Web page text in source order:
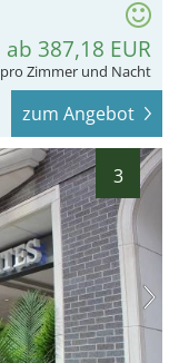
ab 387,18 EUR
pro Zimmer und Nacht
zum Angebot
3